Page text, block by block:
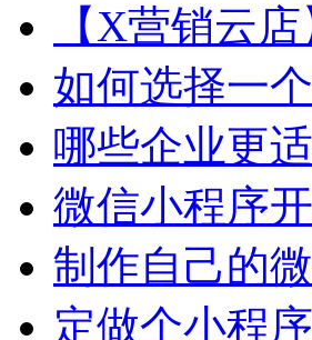
【X营销云
如何选择一
哪些企业更
微信小程序
制作自己的
定做个小程